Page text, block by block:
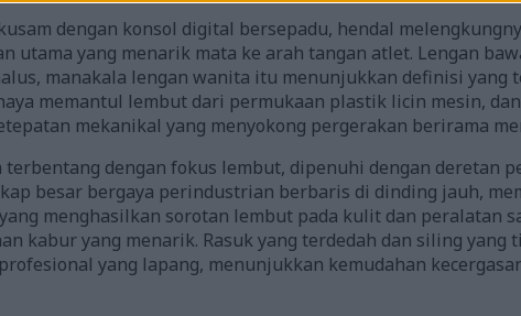
dengan konsol digital bersepadu, hendal
utama yang menarik mata ke arah tangan atlet. Lengan
manakala lengan wanita itu menunjukkan definisi yang
memantul lembut dari permukaan plastik licin mesin,
mekanikal yang menyokong pergerakan berirama
dengan fokus lembut, dipenuhi dengan deretan
besar bergaya perindustrian berbaris di dinding jauh,
menghasilkan sorotan lembut pada kulit dan peralatan
kabur yang menarik. Rasuk yang terdedah dan siling yang
yang lapang, menunjukkan kemudahan